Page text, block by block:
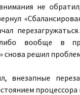
не
либо вообще в
снова решил
внезапные